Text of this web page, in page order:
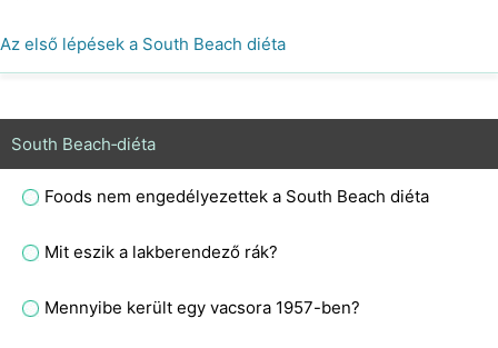
Az első lépések a South Beach diéta
South Beach‑diéta
Foods nem engedélyezettek a South Beach diéta
Mit eszik a lakberendező rák?
Mennyibe került egy vacsora 1957-ben?